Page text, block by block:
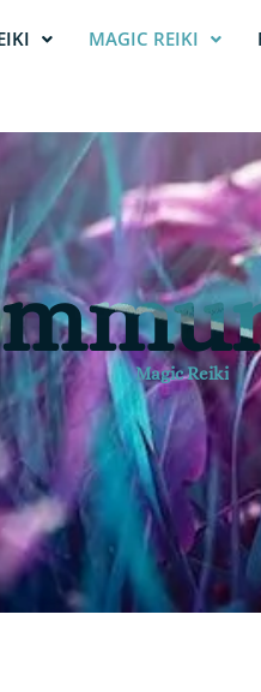
MAGIC REIKI
Magic Reiki